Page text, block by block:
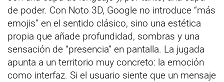
de poder. Con Noto 3D, Google no introduce “más
emojis” en el sentido clásico, sino una estética
propia que añade profundidad, sombras y una
sensación de “presencia” en pantalla. La jugada
apunta a un territorio muy concreto: la emoción
como interfaz. Si el usuario siente que un mensaje